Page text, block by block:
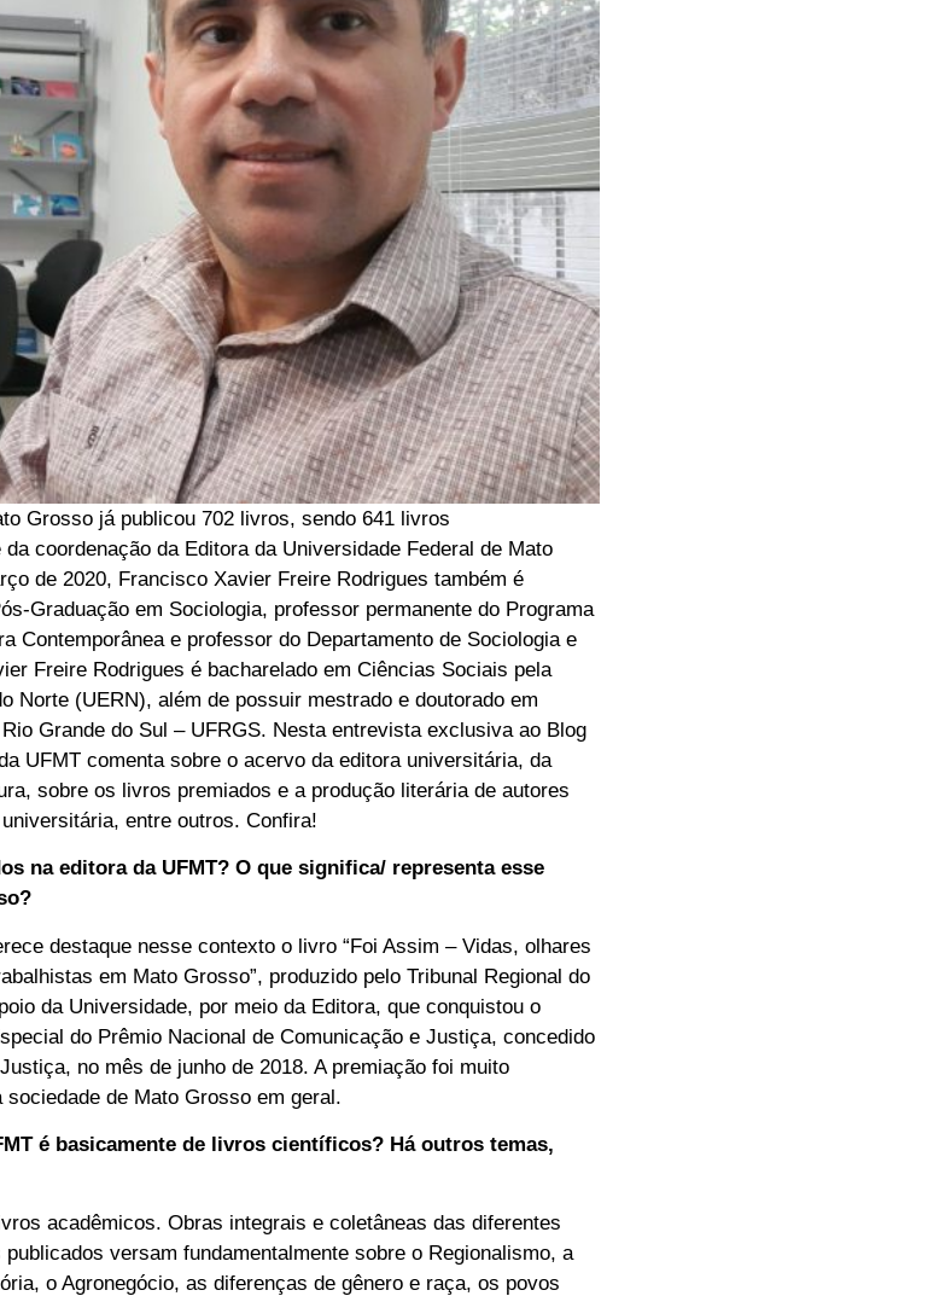
Grosso já publicou 702 livros, sendo 641 livros
coordenação da Editora da Universidade Federal de Mato
de 2020, Francisco Xavier Freire Rodrigues também é
Graduação em Sociologia, professor permanente do Programa
Contemporânea e professor do Departamento de Sociologia e
Freire Rodrigues é bacharelado em Ciências Sociais pela
Norte (UERN), além de possuir mestrado e doutorado em
Grande do Sul – UFRGS. Nesta entrevista exclusiva ao Blog
UFMT comenta sobre o acervo da editora universitária, da
sobre os livros premiados e a produção literária de autores
entre outros. Confira!
na editora da UFMT? O que significa/ representa esse
destaque nesse contexto o livro “Foi Assim – Vidas, olhares
em Mato Grosso”, produzido pelo Tribunal Regional do
da Universidade, por meio da Editora, que conquistou o
do Prêmio Nacional de Comunicação e Justiça, concedido
no mês de junho de 2018. A premiação foi muito
de Mato Grosso em geral.
é basicamente de livros científicos? Há outros temas,
acadêmicos. Obras integrais e coletâneas das diferentes
versam fundamentalmente sobre o Regionalismo, a
o Agronegócio, as diferenças de gênero e raça, os povos